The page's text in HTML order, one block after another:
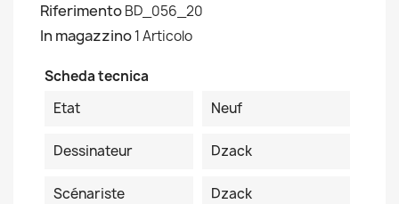
RiferimentoBD_056_20
In magazzino1 Articolo
Scheda tecnica
Etat
Neuf
Dessinateur Dzack
Scénariste Dzack